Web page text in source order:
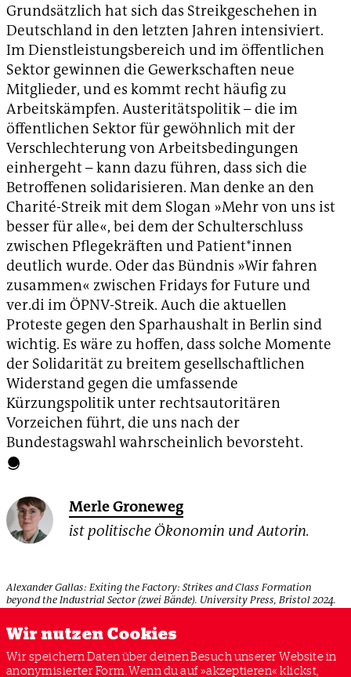
Grundsätzlich hat sich das Streikgeschehen in
Deutschland in den letzten Jahren intensiviert.
Im Dienstleistungsbereich und im öffentlichen
Sektor gewinnen die Gewerkschaften neue
Mitglieder, und es kommt recht häufig zu
Arbeitskämpfen. Austeritätspolitik – die im
öffentlichen Sektor für gewöhnlich mit der
Verschlechterung von Arbeitsbedingungen
einhergeht – kann dazu führen, dass sich die
Betroffenen solidarisieren. Man denke an den
Charité-Streik mit dem Slogan »Mehr von uns ist
besser für alle«, bei dem der Schulterschluss
zwischen Pflegekräften und Patient*innen
deutlich wurde. Oder das Bündnis »Wir fahren
zusammen« zwischen Fridays for Future und
ver.di im ÖPNV-Streik. Auch die aktuellen
Proteste gegen den Sparhaushalt in Berlin sind
wichtig. Es wäre zu hoffen, dass solche Momente
der Solidarität zu breitem gesellschaftlichen
Widerstand gegen die umfassende
Kürzungspolitik unter rechtsautoritären
Vorzeichen führt, die uns nach der
Bundestagswahl wahrscheinlich bevorsteht.
Merle Groneweg
ist politische Ökonomin und Autorin.
Alexander Gallas: Exiting the Factory: Strikes and Class Formation
beyond the Industrial Sector (zwei Bände). University Press, Bristol 2024.
208 und 292 Seiten.
Wir nutzen Cookies
Wir speichern Daten über deinen Besuch unserer Website in
anonymisierter Form. Wenn du auf »akzeptieren« klickst,